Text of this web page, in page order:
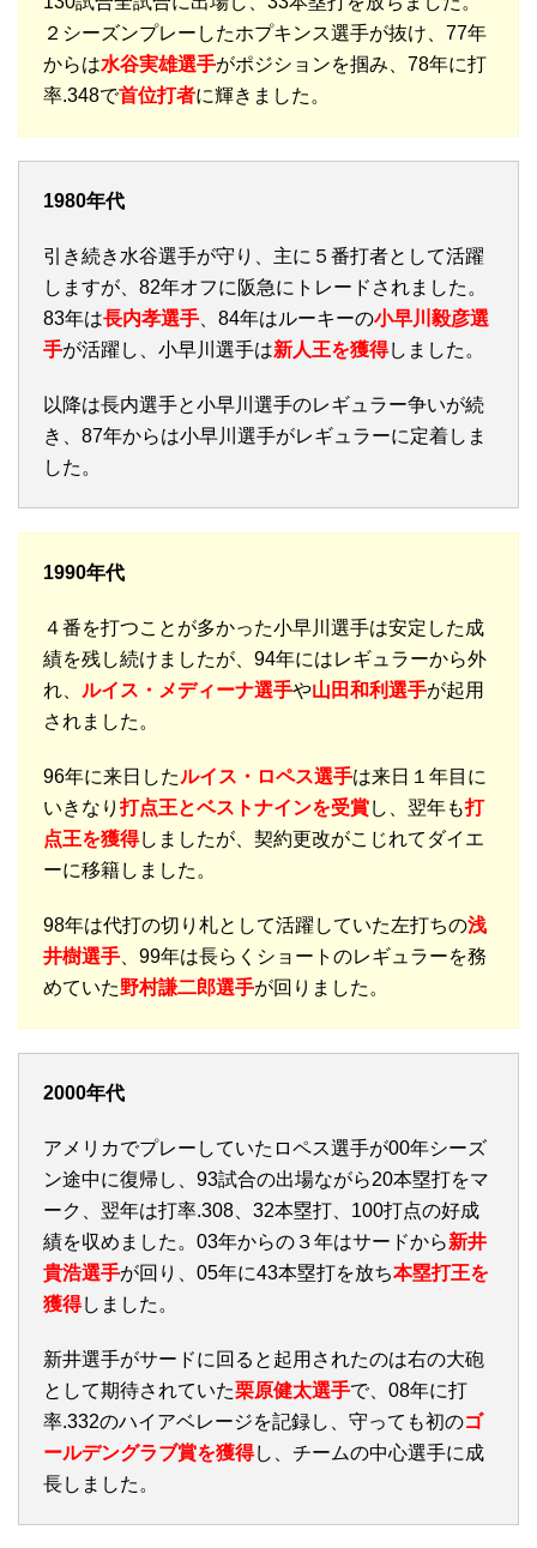
２シーズンプレーしたホプキンス選手が抜け、77年
からは水谷実雄選手がポジションを掴み、78年に打
率.348で首位打者に輝きました。
1980年代
引き続き水谷選手が守り、主に５番打者として活躍
しますが、82年オフに阪急にトレードされました。
83年は長内孝選手 、84年はルーキーの小早川毅彦選
手が活躍し、小早川選手は新人王を獲得しました。
以降は長内選手と小早川選手のレギュラー争いが続
き、87年からは小早川選手がレギュラーに定着しま
した。
1990年代
４番を打つことが多かった小早川選手は安定した成
績を残し続けましたが、94年にはレギュラーから外
れ、 ルイス・メディーナ選手や山田和利選手が起用
されました。
96年に来日したルイス・ロペス選手は来日１年目に
いきなり打点王とベストナインを受賞し、翌年も打
点王を獲得しましたが、契約更改がこじれてダイエ
ーに移籍しました。
98年は代打の切り札として活躍していた左打ちの浅
井樹選手 、99年は長らくショートのレギュラーを務
めていた野村謙二郎選手が回りました。
2000年代
アメリカでプレーしていたロペス選手が00年シーズ
ン途中に復帰し、93試合の出場ながら20本塁打をマ
ーク、翌年は打率.308、32本塁打、100打点の好成
績を収めました。03年からの３年はサードから新井
貴浩選手が回り、05年に43本塁打を放ち本塁打王を
獲得しました。
新井選手がサードに回ると起用されたのは右の大砲
として期待されていた栗原健太選手で、08年に打
率.332のハイアベレージを記録し、守っても初のゴ
ールデングラブ賞を獲得し、チームの中心選手に成
長しました。